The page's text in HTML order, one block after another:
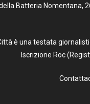
Batteria
è una testata
Iscrizione Roc